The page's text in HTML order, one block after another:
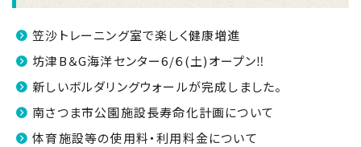
笠沙トレーニング室で楽しく健康増進
坊津B＆G海洋センター6/６(土)オープン‼
新しいボルダリングウォールが完成しました。
南さつま市公園施設長寿命化計画について
体育施設等の使用料・利用料金について